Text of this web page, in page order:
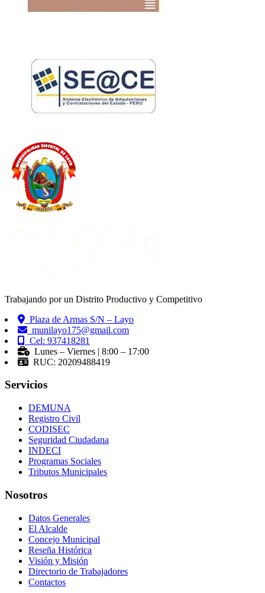
Trabajando por un Distrito Productivo y Competitivo
Plaza de Armas S/N – Layo
munilayo175@gmail.com
Cel: 937418281
Lunes – Viernes | 8:00 – 17:00
RUC: 20209488419
Servicios
DEMUNA
Registro Civil
CODISEC
Seguridad Ciudadana
INDECI
Programas Sociales
Tributos Municipales
Nosotros
Datos Generales
El Alcalde
Concejo Municipal
Reseña Histórica
Visión y Misión
Directorio de Trabajadores
Contactos